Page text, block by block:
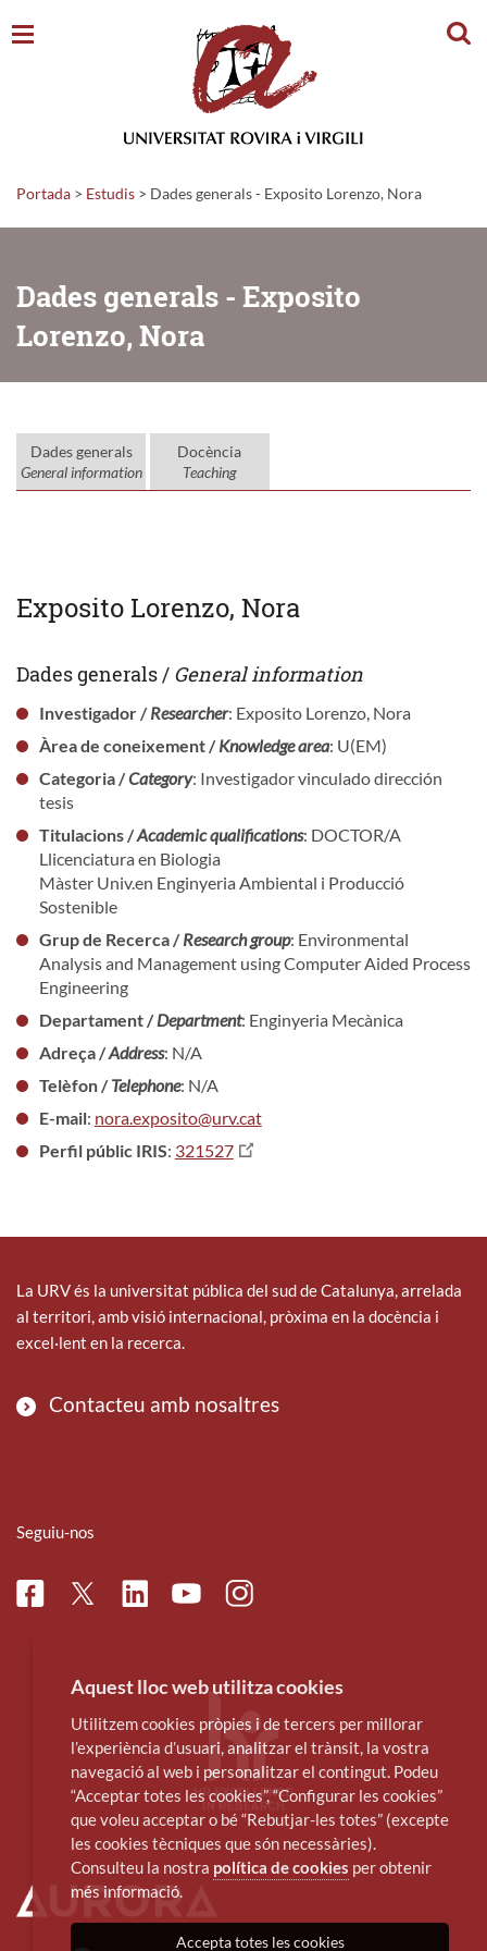
Portada > Estudis > Dades generals - Exposito Lorenzo, Nora
Dades generals - Exposito
Lorenzo, Nora
Dades generals
General information
Docència
Teaching
Exposito Lorenzo, Nora
Dades generals / General information
Investigador /Researcher: Exposito Lorenzo, Nora
Àrea de coneixement /Knowledge area: U(EM)
Categoria /Category: Investigador vinculado dirección
tesis
Titulacions /Academic qualifications: DOCTOR/A
Llicenciatura en Biologia
Màster Univ.en Enginyeria Ambiental i Producció
Sostenible
Grup de Recerca /Research group: Environmental
Analysis and Management using Computer Aided Process
Engineering
Departament /Department: Enginyeria Mecànica
Adreça /Address: N/A
Telèfon /Telephone: N/A
E-mail: nora.exposito@urv.cat
Perfil públic IRIS: 321527
La URV és la universitat pública del sud de Catalunya, arrelada
al territori, amb visió internacional, pròxima en la docència i
excel·lent en la recerca.
Contacteu amb nosaltres
Seguiu-nos
FacebookTwitterLinkedinYoutubeInstagram
Aquest lloc web utilitza cookies
Utilitzem cookies pròpies i de tercers per millorar
l’experiència d’usuari, analitzar el trànsit, la vostra
navegació al web i personalitzar el contingut. Podeu
“Acceptar totes les cookies”, “Configurar les cookies”
que voleu acceptar o bé “Rebutjar-les totes” (excepte
les cookies tècniques que són necessàries).
Consulteu la nostra política de cookies per obtenir
més informació.
Accepta totes les cookies